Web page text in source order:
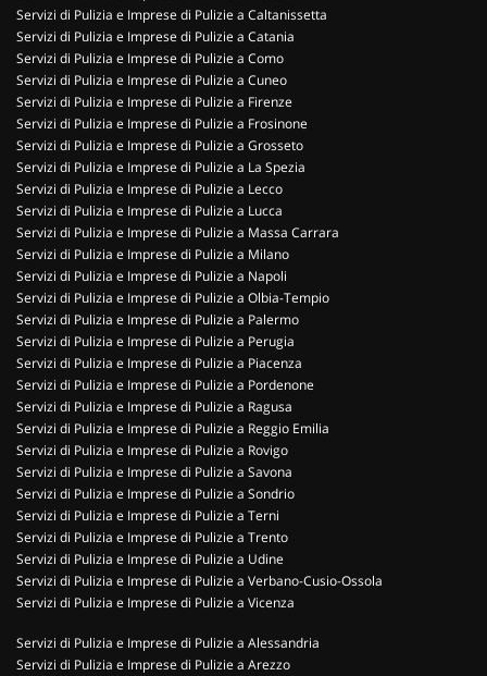
Servizi di Pulizia e Imprese di Pulizie a Caltanissetta
Servizi di Pulizia e Imprese di Pulizie a Catania
Servizi di Pulizia e Imprese di Pulizie a Como
Servizi di Pulizia e Imprese di Pulizie a Cuneo
Servizi di Pulizia e Imprese di Pulizie a Firenze
Servizi di Pulizia e Imprese di Pulizie a Frosinone
Servizi di Pulizia e Imprese di Pulizie a Grosseto
Servizi di Pulizia e Imprese di Pulizie a La Spezia
Servizi di Pulizia e Imprese di Pulizie a Lecco
Servizi di Pulizia e Imprese di Pulizie a Lucca
Servizi di Pulizia e Imprese di Pulizie a Massa Carrara
Servizi di Pulizia e Imprese di Pulizie a Milano
Servizi di Pulizia e Imprese di Pulizie a Napoli
Servizi di Pulizia e Imprese di Pulizie a Olbia-Tempio
Servizi di Pulizia e Imprese di Pulizie a Palermo
Servizi di Pulizia e Imprese di Pulizie a Perugia
Servizi di Pulizia e Imprese di Pulizie a Piacenza
Servizi di Pulizia e Imprese di Pulizie a Pordenone
Servizi di Pulizia e Imprese di Pulizie a Ragusa
Servizi di Pulizia e Imprese di Pulizie a Reggio Emilia
Servizi di Pulizia e Imprese di Pulizie a Rovigo
Servizi di Pulizia e Imprese di Pulizie a Savona
Servizi di Pulizia e Imprese di Pulizie a Sondrio
Servizi di Pulizia e Imprese di Pulizie a Terni
Servizi di Pulizia e Imprese di Pulizie a Trento
Servizi di Pulizia e Imprese di Pulizie a Udine
Servizi di Pulizia e Imprese di Pulizie a Verbano-Cusio-Ossola
Servizi di Pulizia e Imprese di Pulizie a Vicenza
Servizi di Pulizia e Imprese di Pulizie a Alessandria
Servizi di Pulizia e Imprese di Pulizie a Arezzo